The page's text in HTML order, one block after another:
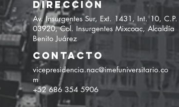
DIRECCIÓN
Av. Insurgentes Sur, Ext. 1431, Int. 10, C.P.
03920, Col. Insurgentes Mixcoac, Alcaldía
Benito Juárez
CONTACTO
vicepresidencia.nac@imefuniversitario.co
m
+52 686 354 5906